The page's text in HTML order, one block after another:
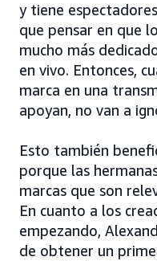
y tiene
que pensar en que
mucho más
en vivo. Entonces,
marca en una
apoyan, no van a
Esto también
porque las
marcas que son
En cuanto a los
empezando,
de obtener un